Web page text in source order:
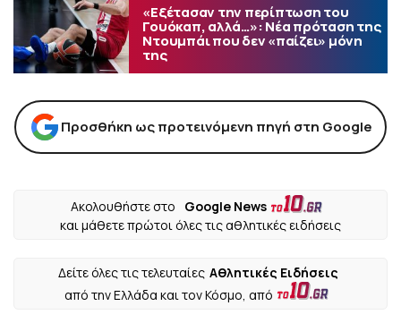
«Εξέτασαν την περίπτωση του
Γουόκαπ, αλλά…»: Νέα πρόταση της
Ντουμπάι που δεν «παίζει» μόνη
της
Προσθήκη ως προτεινόμενη πηγή στη Google
Ακολουθήστε στο
Google News
και μάθετε πρώτοι όλες τις αθλητικές ειδήσεις
Δείτε όλες τις τελευταίες Αθλητικές Ειδήσεις
από την Ελλάδα και τον Κόσμο, από